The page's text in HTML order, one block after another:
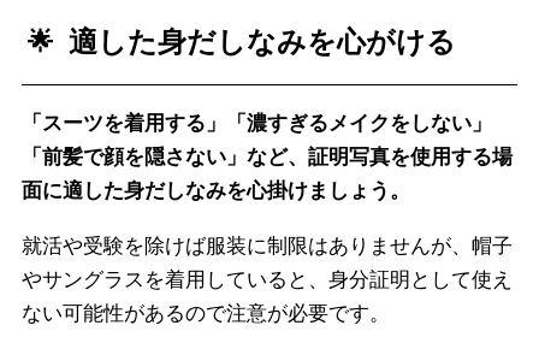
適した身だしなみを心がける
「スーツを着用する」「濃すぎるメイクをしない」
「前髪で顔を隠さない」など、証明写真を使用する場
面に適した身だしなみを心掛けましょう。
就活や受験を除けば服装に制限はありませんが、帽子
やサングラスを着用していると、身分証明として使え
ない可能性があるので注意が必要です。